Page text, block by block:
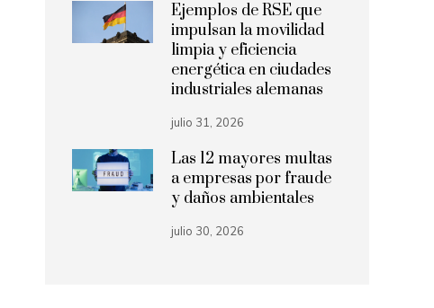
Ejemplos de RSE que
impulsan la movilidad
limpia y eficiencia
energética en ciudades
industriales alemanas
julio 31, 2026
Las 12 mayores multas
a empresas por fraude
y daños ambientales
julio 30, 2026